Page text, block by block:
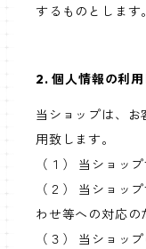
するものとします。
2. 個人情報の利用
当ショップは、お
用致します。
（１） 当ショッ
（２） 当ショッ
わせ等への対応の
（３） 当ショッ